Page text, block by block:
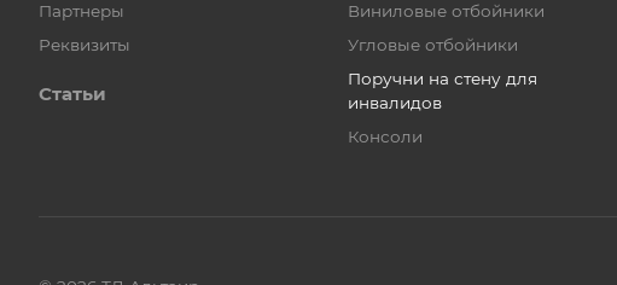
Партнеры
Реквизиты
Статьи
Виниловые отбойники
Угловые отбойники
Поручни на стену для
инвалидов
Консоли